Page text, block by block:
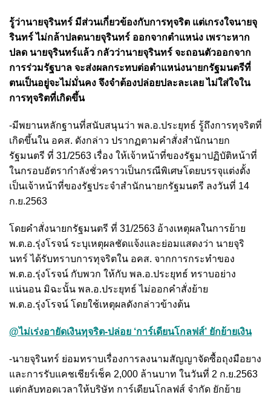
รู้ว่านายจุรินทร์ มีส่วนเกี่ยวข้องกับการทุจริต แต่เกรงใจนายจุ
รินทร์ ไม่กล้าปลดนายจุรินทร์ ออกจากตำแหน่ง เพราะหาก
ปลด นายจุรินทร์แล้ว กลัวว่านายจุรินทร์ จะถอนตัวออกจาก
การร่วมรัฐบาล จะส่งผลกระทบต่อตำแหน่งนายกรัฐมนตรีที่
ตนเป็นอยู่จะไม่มั่นคง จึงจำต้องปล่อยปละละเลย ไม่ใส่ใจใน
การทุจริตที่เกิดขึ้น
-มีพยานหลักฐานที่สนับสนุนว่า พล.อ.ประยุทธ์ รู้ถึงการทุจริตที่
เกิดขึ้นใน อคส. ดังกล่าว ปรากฏตามคำสั่งสำนักนายก
รัฐมนตรี ที่ 31/2563 เรื่อง ให้เจ้าหน้าที่ของรัฐมาปฏิบัติหน้าที่
ในกรอบอัตรากำลังชั่วคราวเป็นกรณีพิเศษโดยบรรจุแต่งตั้ง
เป็นเจ้าหน้าที่ของรัฐประจำสำนักนายกรัฐมนตรี ลงวันที่ 14
ก.ย.2563
โดยคำสั่งนายกรัฐมนตรี ที่ 31/2563 อ้างเหตุผลในการย้าย
พ.ต.อ.รุ่งโรจน์ ระบุเหตุผลชัดแจ้งและย่อมแสดงว่า นายจุริ
นทร์ ได้รับทราบการทุจริตใน อคส. จากการกระทำของ
พ.ต.อ.รุ่งโรจน์ กับพวก ให้กับ พล.อ.ประยุทธ์ ทราบอย่าง
แน่นอน มิฉะนั้น พล.อ.ประยุทธ์ ไม่ออกคำสั่งย้าย
พ.ต.อ.รุ่งโรจน์ โดยใช้เหตุผลดังกล่าวข้างต้น
@ไม่เร่งอายัดเงินทุจริต-ปล่อย ‘การ์เดียนโกลฟส์’ ยักย้ายเงิน
-นายจุรินทร์ ย่อมทราบเรื่องการลงนามสัญญาจัดซื้อถุงมือยาง
และการรับแคชเชียร์เช็ค 2,000 ล้านบาท ในวันที่ 2 ก.ย.2563
แต่กลับทอดเวลาให้บริษัท การ์เดียนโกลฟส์ จำกัด ยักย้าย